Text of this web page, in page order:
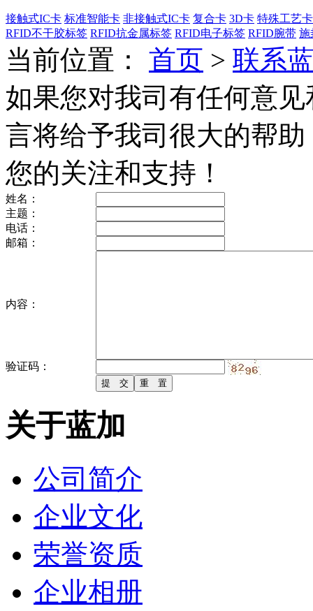
接触式IC卡 标准智能卡 非接触式IC卡 复合卡 3D卡 特殊工艺卡
RFID不干胶标签 RFID抗金属标签 RFID电子标签 RFID腕带 施
当前位置： 首页 > 联系
如果您对我司有任何意
言将给予我司很大的帮
您的关注和支持！
姓名：
主题：
电话：
邮箱：
内容：
验证码：
关于蓝加
公司简介
企业文化
荣誉资质
企业相册